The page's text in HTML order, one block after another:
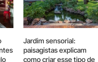
Jardim sensorial:
paisagistas explicam
como criar esse tipo de